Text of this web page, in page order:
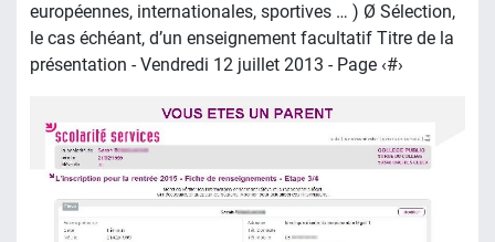
européennes, internationales, sportives … ) Ø Sélection,
le cas échéant, d’un enseignement facultatif Titre de la
présentation - Vendredi 12 juillet 2013 - Page ‹#›